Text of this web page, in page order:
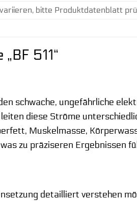
bitte Produktdatenblatt
511“
schwache, ungefährliche
diese Ströme
Muskelmasse,
zu präziseren Ergebnissen
detailliert verstehen